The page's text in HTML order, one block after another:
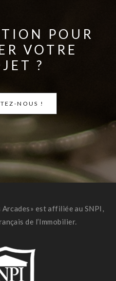
POUR
VOTRE
?
NOUS !
Arcades» est affiliée au SNPI,
de l’Immobilier.